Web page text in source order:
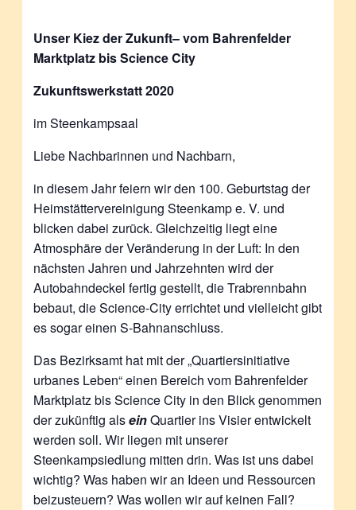
Unser Kiez der Zukunft– vom Bahrenfelder
Marktplatz bis Science City
Zukunftswerkstatt 2020
im Steenkampsaal
Liebe Nachbarinnen und Nachbarn,
in diesem Jahr feiern wir den 100. Geburtstag der
Heimstättervereinigung Steenkamp e. V. und
blicken dabei zurück. Gleichzeitig liegt eine
Atmosphäre der Veränderung in der Luft: In den
nächsten Jahren und Jahrzehnten wird der
Autobahndeckel fertig gestellt, die Trabrennbahn
bebaut, die Science-City errichtet und vielleicht gibt
es sogar einen S-Bahnanschluss.
Das Bezirksamt hat mit der „Quartiersinitiative
urbanes Leben“ einen Bereich vom Bahrenfelder
Marktplatz bis Science City in den Blick genommen
der zukünftig alseinQuartier ins Visier entwickelt
werden soll. Wir liegen mit unserer
Steenkampsiedlung mitten drin. Was ist uns dabei
wichtig? Was haben wir an Ideen und Ressourcen
beizusteuern? Was wollen wir auf keinen Fall?